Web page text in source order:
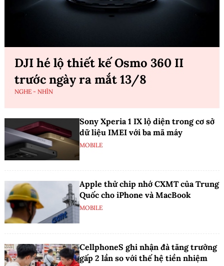
DJI hé lộ thiết kế Osmo 360 II
trước ngày ra mắt 13/8
NGHE - NHÌN
Sony Xperia 1 IX lộ diện trong cơ sở
dữ liệu IMEI với ba mã máy
MOBILE
Apple thử chip nhớ CXMT của Trung
Quốc cho iPhone và MacBook
MOBILE
CellphoneS ghi nhận đà tăng trưởng
gấp 2 lần so với thế hệ tiền nhiệm